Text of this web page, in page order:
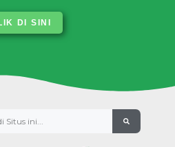
DI SINI